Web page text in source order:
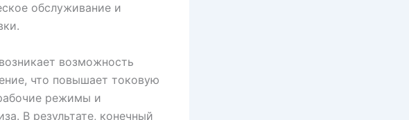
обслуживание и
возможность
что повышает токовую
режимы и
В результате, конечный